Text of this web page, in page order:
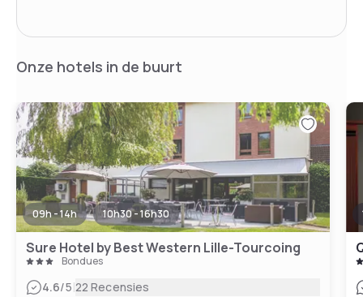
Onze hotels in de buurt
09h - 14h 10h30 - 16h30
Sure Hotel by Best Western Lille-Tourcoing
Bondues
4.6/5|22 Recensies